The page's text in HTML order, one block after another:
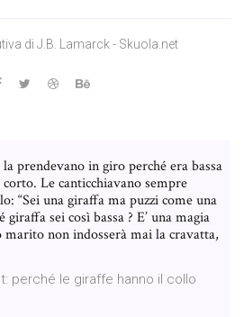
di J.B. Lamarck - Skuola.net
prendevano in giro perché era bassa
Le canticchiavano sempre
“Sei una giraffa ma puzzi come una
giraffa sei così bassa ? E’ una magia
non indosserà mai la cravatta,
perché le giraffe hanno il collo